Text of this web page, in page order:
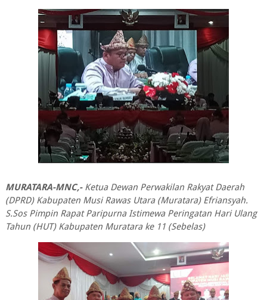
MURATARA-MNC,- Ketua Dewan Perwakilan Rakyat Daerah
(DPRD) Kabupaten Musi Rawas Utara (Muratara) Efriansyah.
S.Sos Pimpin Rapat Paripurna Istimewa Peringatan Hari Ulang
Tahun (HUT) Kabupaten Muratara ke 11 (Sebelas)